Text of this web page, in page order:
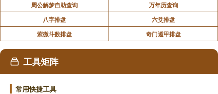
周公解梦自助查询
万年历查询
八字排盘
六爻排盘
紫微斗数排盘
奇门遁甲排盘
工具矩阵
常用快捷工具